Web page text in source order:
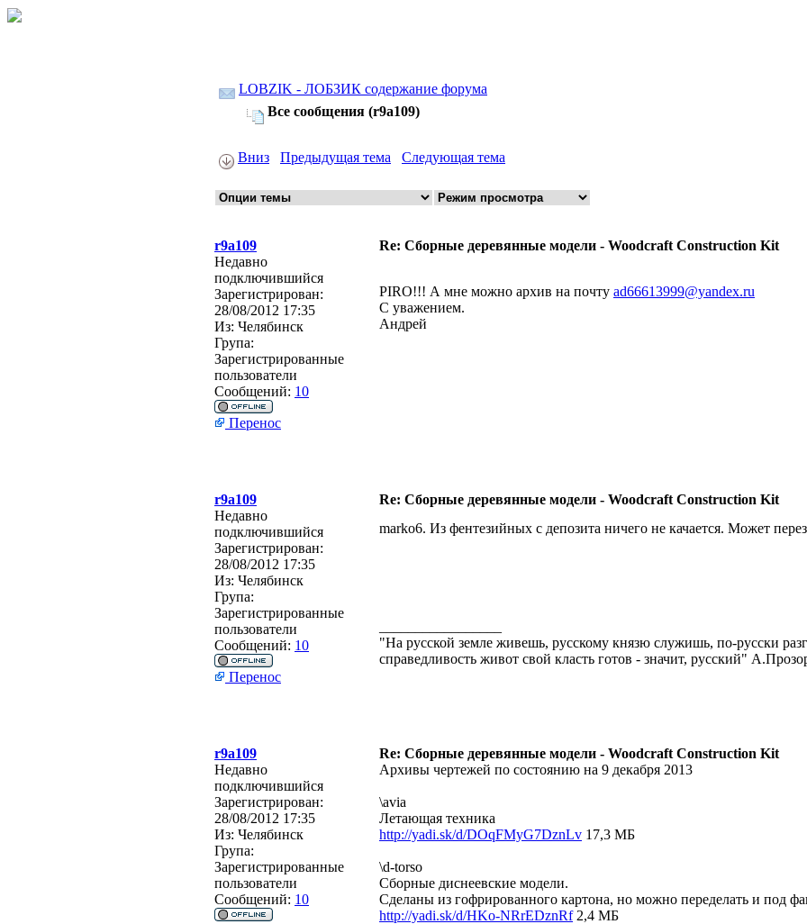
LOBZIK - ЛОБЗИК содержание форума
Все сообщения (r9a109)
Вниз Предыдущая тема Следующая тема
r9a109
Re: Сборные деревянные модели - Woodcraft Construction Kit
Недавно
подключившийся
Зарегистрирован:
28/08/2012 17:35
Из: Челябинск
Група:
Зарегистрированные
пользователи
Сообщений: 10
PIRO!!! А мне можно архив на почту ad66613999@yandex.ru
С уважением.
Андрей
Перенос
r9a109
Re: Сборные деревянные модели - Woodcraft Construction Kit
Недавно
подключившийся
Зарегистрирован:
28/08/2012 17:35
Из: Челябинск
Група:
Зарегистрированные
пользователи
Сообщений: 10
marko6. Из фентезийных с депозита ничего не качается. Может
"На русской земле живешь, русскому князю служишь, по-русски
справедливость живот свой класть готов - значит, русский"
Перенос
r9a109
Re: Сборные деревянные модели - Woodcraft Construction Kit
Недавно
подключившийся
Зарегистрирован:
28/08/2012 17:35
Из: Челябинск
Група:
Зарегистрированные
пользователи
Сообщений: 10
Архивы чертежей по состоянию на 9 декабря 2013
\avia
Летающая техника
http://yadi.sk/d/DOqFMyG7DznLv 17,3 МБ
\d-torso
Сборные диснеевские модели.
Сделаны из гофрированного картона, но можно переделать и под
http://yadi.sk/d/HKo-NRrEDznRf2,4 МБ